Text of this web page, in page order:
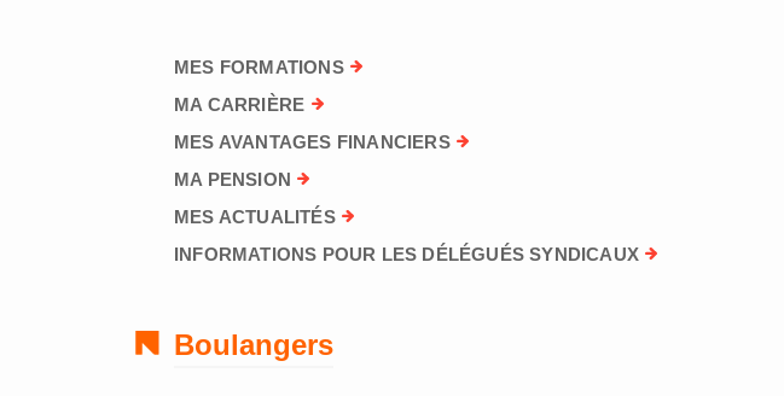
MES FORMATIONS
MA CARRIÈRE
MES AVANTAGES FINANCIERS
MA PENSION
MES ACTUALITÉS
INFORMATIONS POUR LES DÉLÉGUÉS SYNDICAUX
Boulangers